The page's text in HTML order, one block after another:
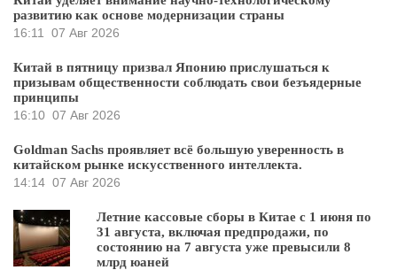
развитию как основе модернизации страны
16:11
07 Авг 2026
Китай в пятницу призвал Японию прислушаться к
призывам общественности соблюдать свои безъядерные
принципы
16:10 07 Авг 2026
Goldman Sachs проявляет всё большую уверенность в
китайском рынке искусственного интеллекта.
14:14 07 Авг 2026
Летние кассовые сборы в Китае с 1 июня по
31 августа, включая предпродажи, по
состоянию на 7 августа уже превысили 8
млрд юаней